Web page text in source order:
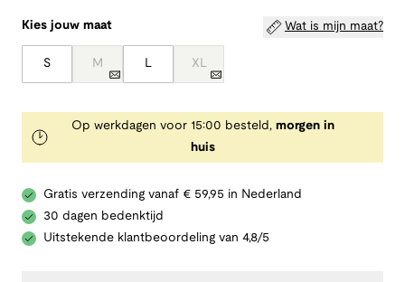
Kies jouw maat Wat is mijn maat?
S M L XL
Op werkdagen voor 15:00 besteld, morgen in
huis
Gratis verzending vanaf € 59,95 in Nederland
30 dagen bedenktijd
Uitstekende klantbeoordeling van 4,8/5